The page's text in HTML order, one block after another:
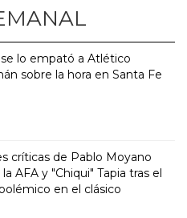
lo empató a Atlético
sobre la hora en Santa Fe
críticas de Pablo Moyano
AFA y "Chiqui" Tapia tras el
en el clásico